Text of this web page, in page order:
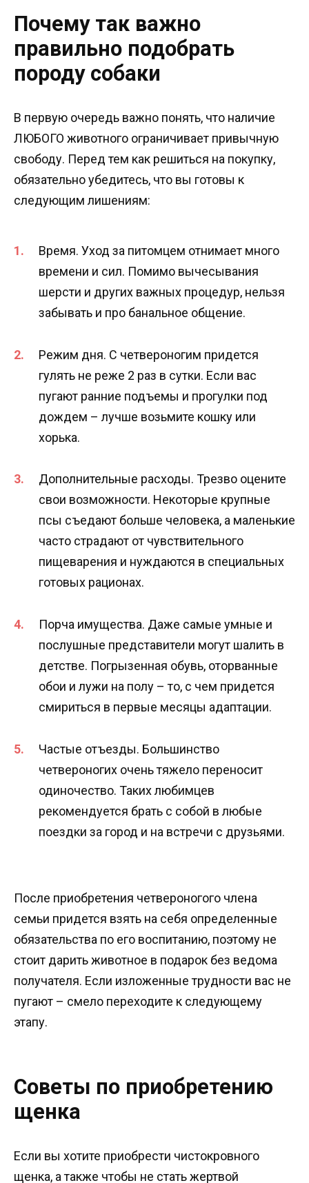
Почему так важно
правильно подобрать
породу собаки
В первую очередь важно понять, что наличие
ЛЮБОГО животного ограничивает привычную
свободу. Перед тем как решиться на покупку,
обязательно убедитесь, что вы готовы к
следующим лишениям:
Время. Уход за питомцем отнимает много
времени и сил. Помимо вычесывания
шерсти и других важных процедур, нельзя
забывать и про банальное общение.
Режим дня. С четвероногим придется
гулять не реже 2 раз в сутки. Если вас
пугают ранние подъемы и прогулки под
дождем – лучше возьмите кошку или
хорька.
Дополнительные расходы. Трезво оцените
свои возможности. Некоторые крупные
псы съедают больше человека, а маленькие
часто страдают от чувствительного
пищеварения и нуждаются в специальных
готовых рационах.
Порча имущества. Даже самые умные и
послушные представители могут шалить в
детстве. Погрызенная обувь, оторванные
обои и лужи на полу – то, с чем придется
смириться в первые месяцы адаптации.
Частые отъезды. Большинство
четвероногих очень тяжело переносит
одиночество. Таких любимцев
рекомендуется брать с собой в любые
поездки за город и на встречи с друзьями.
После приобретения четвероногого члена
семьи придется взять на себя определенные
обязательства по его воспитанию, поэтому не
стоит дарить животное в подарок без ведома
получателя. Если изложенные трудности вас не
пугают – смело переходите к следующему
этапу.
Советы по приобретению
щенка
Если вы хотите приобрести чистокровного
щенка, а также чтобы не стать жертвой